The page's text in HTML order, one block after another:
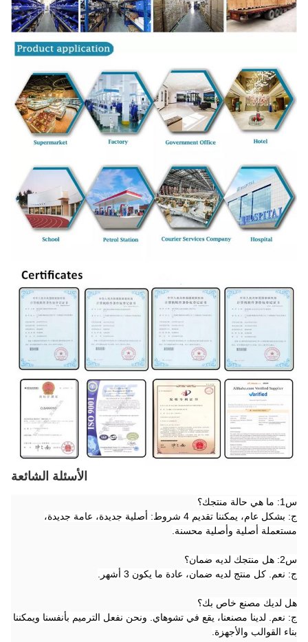
الأسئلة الشائعة
س1: ما هي حالة منتجك؟
ج: بشكل عام، يمكننا تقديم 4 شروط: أصلية جديدة، عامة جديدة،
مستعملة أصلية وأصلية محسنة.
س2: هل منتجك لديه ضمان؟
ج: نعم. كل منتج لديه ضمان، عادة ما يكون 3 أشهر.
هل لديك مصنع خاص بك؟
ج: نعم. لدينا مصنعنا، يقع في تشوهاي. ونحن نفعل الترميم بأنفسنا ويمكننا
بناء القوالب والأجهزة.